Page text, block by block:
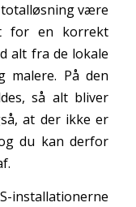
være
for en korrekt
alt fra de lokale
malere. På den
så alt bliver
at der ikke er
du kan derfor
installationerne